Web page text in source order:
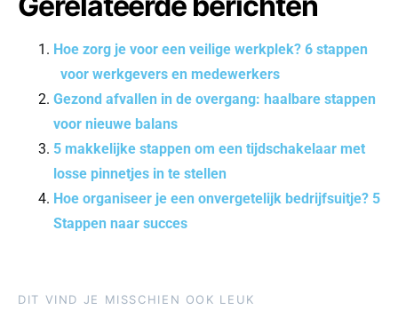
Hoe zorg je voor een veilige werkplek? 6 stappen
voor werkgevers en medewerkers
Gezond afvallen in de overgang: haalbare stappen
voor nieuwe balans
5 makkelijke stappen om een tijdschakelaar met
losse pinnetjes in te stellen
Hoe organiseer je een onvergetelijk bedrijfsuitje? 5
Stappen naar succes
DIT VIND JE MISSCHIEN OOK LEUK